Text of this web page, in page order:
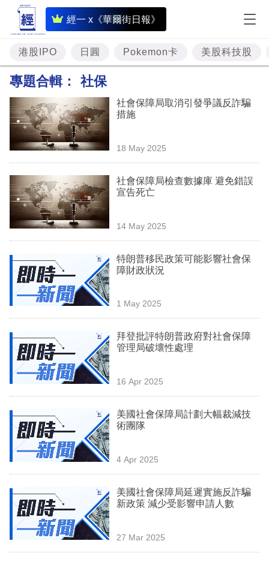
經一 x《華爾街日報》
即
時
財
經
題
投
資
樓
市
理
業
科
技
場
生
時
事
訂
閱
港股IPO 日圓 Pokemon卡 美股科技股
專題合輯： 社保
社會保障局取消引發爭議反詐騙
措施
18 May 2025
社會保障局檢查數據庫 避免錯誤
宣告死亡
14 May 2025
特朗普移民政策可能影響社會保
障財政狀況
1 May 2025
拜登批評特朗普政府對社會保障
管理局破壞性處理
16 Apr 2025
美國社會保障局計劃大幅裁減技
術團隊
4 Apr 2025
美國社會保障局延遲實施反詐騙
新政策 減少受影響申請人數
27 Mar 2025